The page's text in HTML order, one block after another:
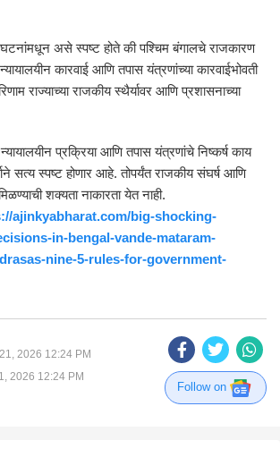
असे स्पष्ट होते की पश्चिम बंगालचे राजकारण
कारवाई आणि तपास यंत्रणांच्या कारवाईभोवती
राज्याच्या राजकीय स्थैर्यावर आणि प्रशासनाच्या
प्रक्रिया आणि तपास यंत्रणांचे निष्कर्ष काय
सत्य स्पष्ट होणार आहे. तोपर्यंत राजकीय संघर्ष आणि
शक्यता नाकारता येत नाही.
ajinkyabharat.com/big-shocking-
in-bengal-vande-mataram-
nine-5-rules-for-government-
2026 12:24 PM
2026 12:24 PM
Follow on